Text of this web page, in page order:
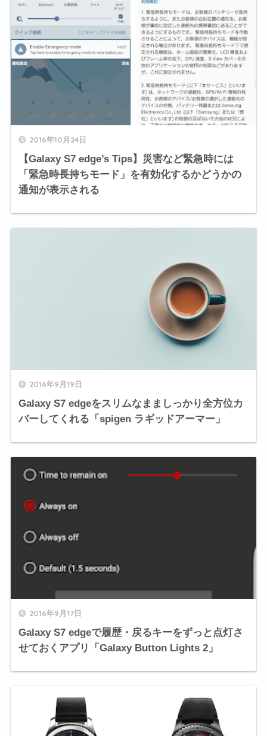
2016年10月24日
【Galaxy S7 edge’s Tips】災害など緊急時には
「緊急時長持ちモード」を有効化するかどうかの
通知が表示される
2016年9月19日
Galaxy S7 edgeをスリムなまましっかり全方位カ
バーしてくれる「spigen ラギッドアーマー」
2016年9月17日
Galaxy S7 edgeで履歴・戻るキーをずっと点灯さ
せておくアプリ「Galaxy Button Lights 2」